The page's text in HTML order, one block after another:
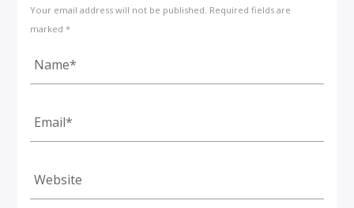
Your email address will not be published. Required fields are
marked *